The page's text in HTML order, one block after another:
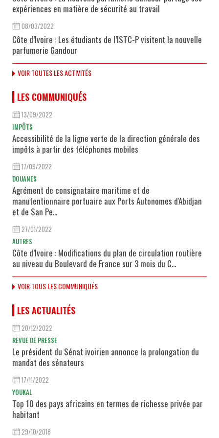
expériences en matière de sécurité au travail
08/03/2022
Côte d’Ivoire : Les étudiants de l’ISTC-P visitent la nouvelle
parfumerie Gandour
VOIR TOUTES LES ACTIVITÉS
LES COMMUNIQUÉS
13/09/2022
IMPÔTS
Accessibilité de la ligne verte de la direction générale des
impôts à partir des téléphones mobiles
17/08/2022
DOUANES
Agrément de consignataire maritime et de
manutentionnaire portuaire aux Ports Autonomes d'Abidjan
et de San Pe...
27/01/2022
AUTRES
Côte d’Ivoire : Modifications du plan de circulation routière
au niveau du Boulevard de France sur 3 mois du C...
VOIR TOUS LES COMMUNIQUÉS
LES ACTUALITÉS
20/12/2022
REVUE DE PRESSE
Le président du Sénat ivoirien annonce la prolongation du
mandat des sénateurs
17/11/2022
YOUKAL
Top 10 des pays africains en termes de richesse privée par
habitant
29/10/2018